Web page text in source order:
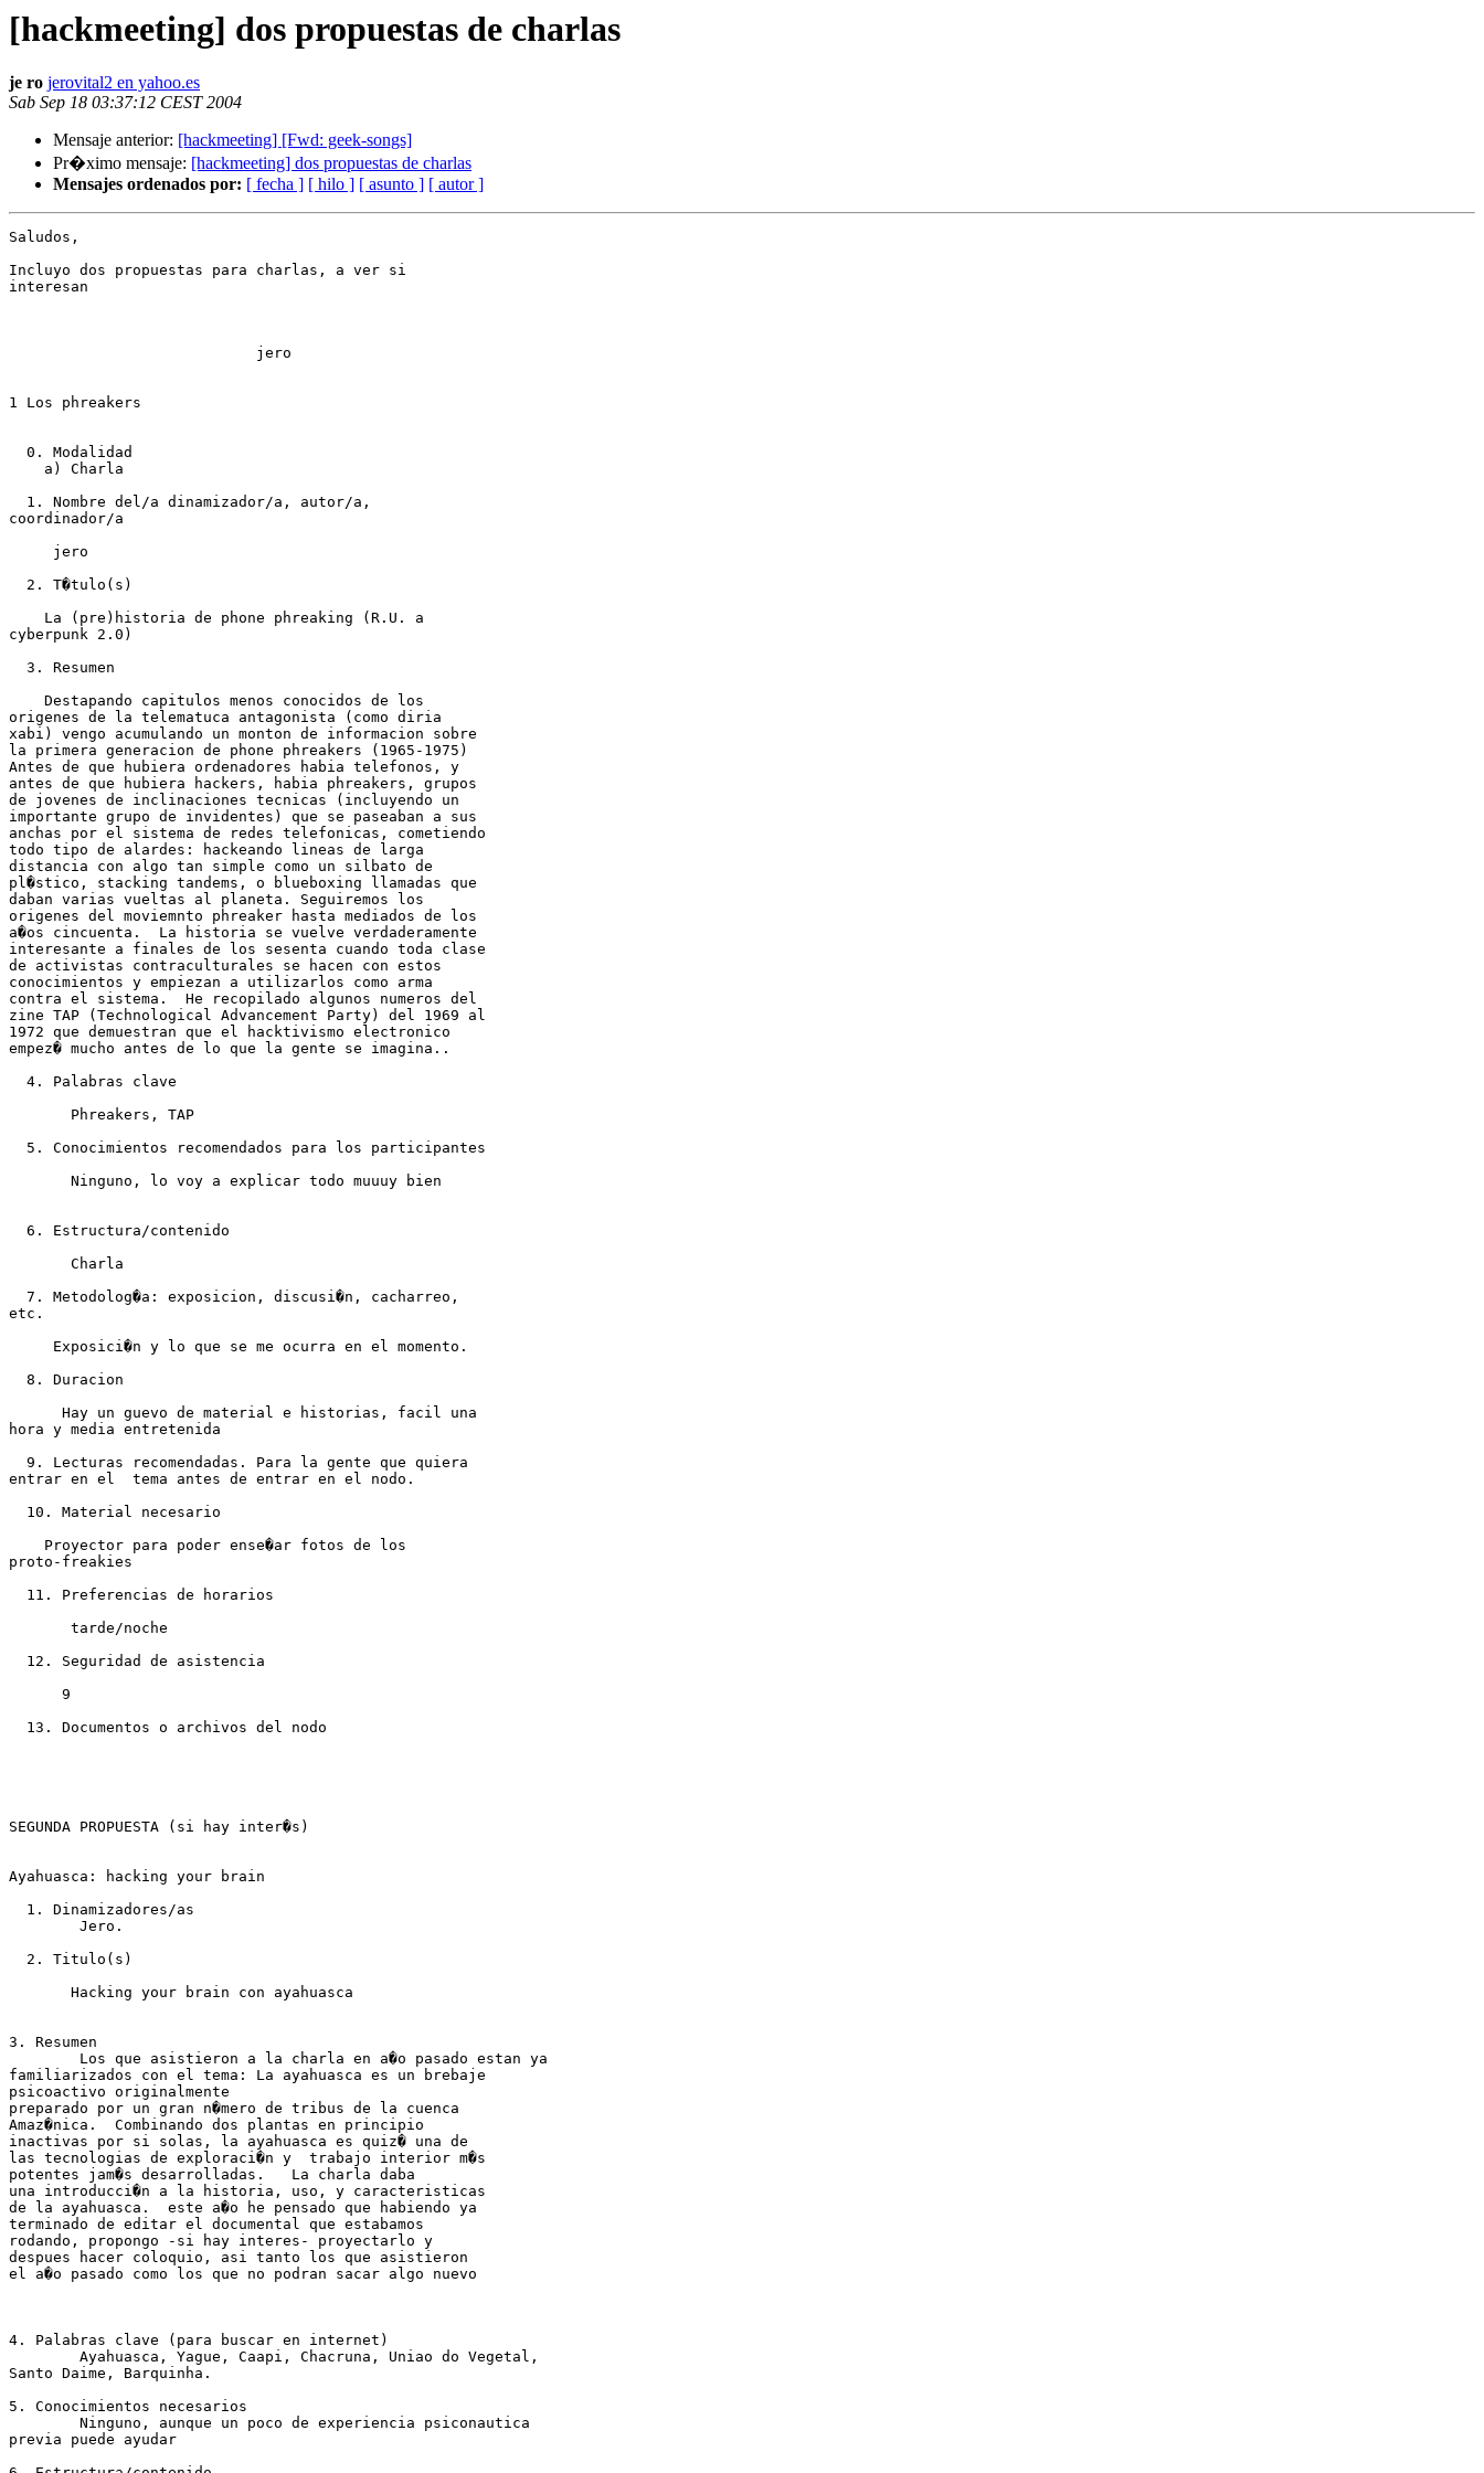
[hackmeeting] dos propuestas de charlas
je ro jerovital2 en yahoo.es
Sab Sep 18 03:37:12 CEST 2004
Mensaje anterior: [hackmeeting] [Fwd: geek-songs]
Pr�ximo mensaje: [hackmeeting] dos propuestas de charlas
Mensajes ordenados por: [ fecha ] [ hilo ] [ asunto ] [ autor ]
Saludos,
Incluyo dos propuestas para charlas, a ver si
interesan
                            jero
1 Los phreakers
  0. Modalidad
    a) Charla
  1. Nombre del/a dinamizador/a, autor/a,
coordinador/a
     jero
  2. T�tulo(s)
    La (pre)historia de phone phreaking (R.U. a
cyberpunk 2.0)
  3. Resumen
    Destapando capitulos menos conocidos de los
origenes de la telematuca antagonista (como diria
xabi) vengo acumulando un monton de informacion sobre
la primera generacion de phone phreakers (1965-1975)
Antes de que hubiera ordenadores habia telefonos, y
antes de que hubiera hackers, habia phreakers, grupos
de jovenes de inclinaciones tecnicas (incluyendo un
importante grupo de invidentes) que se paseaban a sus
anchas por el sistema de redes telefonicas, cometiendo
todo tipo de alardes: hackeando lineas de larga
distancia con algo tan simple como un silbato de
pl�stico, stacking tandems, o blueboxing llamadas que
daban varias vueltas al planeta. Seguiremos los
origenes del moviemnto phreaker hasta mediados de los
a�os cincuenta.  La historia se vuelve verdaderamente
interesante a finales de los sesenta cuando toda clase
de activistas contraculturales se hacen con estos
conocimientos y empiezan a utilizarlos como arma
contra el sistema.  He recopilado algunos numeros del
zine TAP (Technological Advancement Party) del 1969 al
1972 que demuestran que el hacktivismo electronico
empez� mucho antes de lo que la gente se imagina..
  4. Palabras clave
       Phreakers, TAP
  5. Conocimientos recomendados para los participantes
       Ninguno, lo voy a explicar todo muuuy bien
  6. Estructura/contenido
       Charla
  7. Metodolog�a: exposicion, discusi�n, cacharreo,
etc.
     Exposici�n y lo que se me ocurra en el momento.
  8. Duracion
      Hay un guevo de material e historias, facil una
hora y media entretenida
  9. Lecturas recomendadas. Para la gente que quiera
entrar en el  tema antes de entrar en el nodo.
  10. Material necesario
    Proyector para poder ense�ar fotos de los
proto-freakies
  11. Preferencias de horarios
       tarde/noche
  12. Seguridad de asistencia
      9
  13. Documentos o archivos del nodo
SEGUNDA PROPUESTA (si hay inter�s)
Ayahuasca: hacking your brain
  1. Dinamizadores/as
  2. Titulo(s)
       Hacking your brain con ayahuasca
3. Resumen
familiarizados con el tema: La ayahuasca es un brebaje
psicoactivo originalmente
preparado por un gran n�mero de tribus de la cuenca
Amaz�nica.  Combinando dos plantas en principio
inactivas por si solas, la ayahuasca es quiz� una de
las tecnologias de exploraci�n y  trabajo interior m�s
potentes jam�s desarrolladas.   La charla daba
una introducci�n a la historia, uso, y caracteristicas
de la ayahuasca.  este a�o he pensado que habiendo ya
terminado de editar el documental que estabamos
rodando, propongo -si hay interes- proyectarlo y
despues hacer coloquio, asi tanto los que asistieron
el a�o pasado como los que no podran sacar algo nuevo
4. Palabras clave (para buscar en internet)
Santo Daime, Barquinha.
5. Conocimientos necesarios
previa puede ayudar